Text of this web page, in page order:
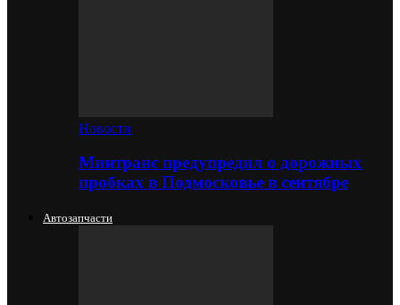
Новости
Минтранс предупредил о дорожных
пробках в Подмосковье в сентябре
Автозапчасти